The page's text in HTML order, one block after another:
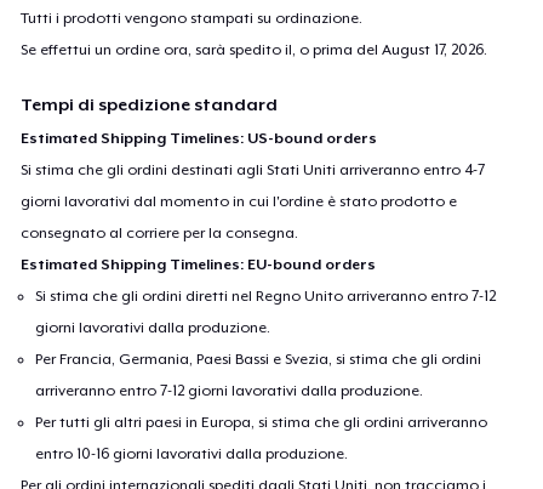
Tutti i prodotti vengono stampati su ordinazione.
Se effettui un ordine ora, sarà spedito il, o prima delAugust 17, 2026
Tempi di spedizione standard
Estimated Shipping Timelines: US-bound orders
Si stima che gli ordini destinati agli Stati Uniti arriveranno entro 4-7
giorni lavorativi dal momento in cui l'ordine è stato prodotto e
consegnato al corriere per la consegna.
Estimated Shipping Timelines: EU-bound orders
Si stima che gli ordini diretti nel Regno Unito arriveranno entro 7-12
giorni lavorativi dalla produzione.
Per Francia, Germania, Paesi Bassi e Svezia, si stima che gli ordini
arriveranno entro 7-12 giorni lavorativi dalla produzione.
Per tutti gli altri paesi in Europa, si stima che gli ordini arriveranno
entro 10-16 giorni lavorativi dalla produzione.
Per gli ordini internazionali spediti dagli Stati Uniti, non tracciamo i